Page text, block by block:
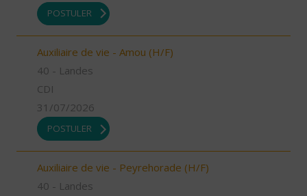
POSTULER
Auxiliaire de vie - Amou (H/F)
40 - Landes
CDI
31/07/2026
POSTULER
Auxiliaire de vie - Peyrehorade (H/F)
40 - Landes